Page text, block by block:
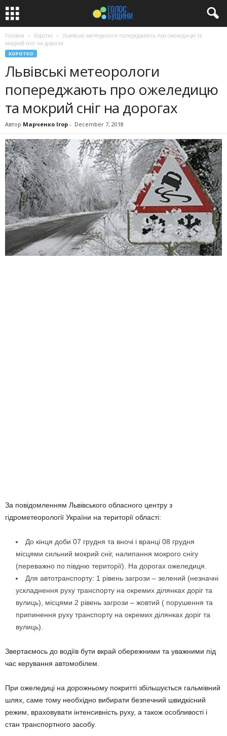
Головна Коротко
Львівські метеорологи попереджають про ожеледицю та
мокрий сніг на дорогах
КОРОТКО
Львівські метеорологи
попереджають про ожеледицю
та мокрий сніг на дорогах
Автор Марченко Ігор - December 7, 2018
За повідомленням Львівського обласного центру з
гідрометеорології України на території області:
До кінця доби 07 грудня та вночі і вранці 08 грудня
місцями сильний мокрий сніг, налипання мокрого снігу
(переважно по півдню території). На дорогах ожеледиця.
Для автотранспорту: 1 рівень загрози – зелений (незначні
ускладнення руху транспорту на окремих ділянках доріг та
вулиць), місцями 2 рівень загрози – жовтий ( порушення та
припинення руху транспорту на окремих ділянках доріг та
вулиць).
Звертаємось до водіїв бути вкрай обережними та уважними під
час керування автомобілем.
При ожеледиці на дорожньому покритті збільшується гальмівний
шлях, саме тому необхідно вибирати безпечний швидкісний
режим, враховувати інтенсивність руху, а також особливості і
стан транспортного засобу.